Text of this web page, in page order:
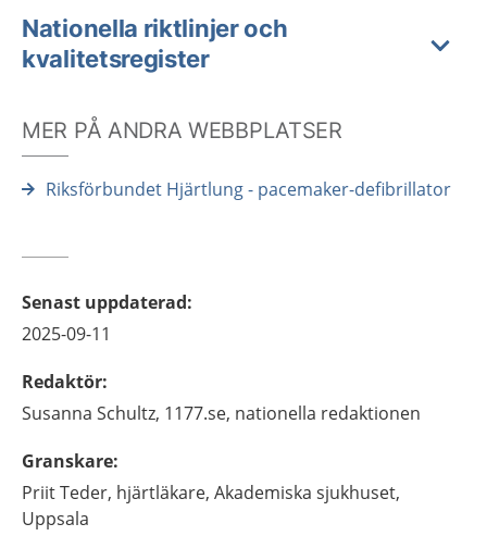
Nationella riktlinjer och
kvalitetsregister
MER PÅ ANDRA WEBBPLATSER
Riksförbundet Hjärtlung - pacemaker-defibrillator
Senast uppdaterad:
2025-09-11
Redaktör:
Susanna Schultz, 1177.se, nationella redaktionen
Granskare:
PriitTeder, hjärtläkare, Akademiska sjukhuset,
Uppsala